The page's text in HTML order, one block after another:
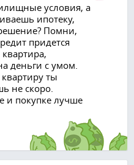
условия, а
ипотеку,
Помни,
придется
деньги с умом.
ты
не скоро.
и покупке лучше